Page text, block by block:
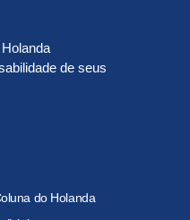
de seus
do Holanda